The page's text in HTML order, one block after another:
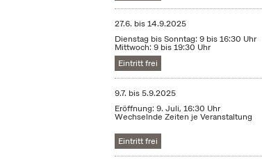
27.6. bis14.9.2025
Dienstag bis Sonntag: 9 bis 16:30 Uhr
Mittwoch: 9 bis 19:30 Uhr
Eintritt frei
9.7. bis5.9.2025
Eröffnung: 9. Juli, 16:30 Uhr
Wechselnde Zeiten je Veranstaltung
Eintritt frei